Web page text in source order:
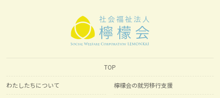
TOP
わたしたちについて 檸檬会の就労移行支援